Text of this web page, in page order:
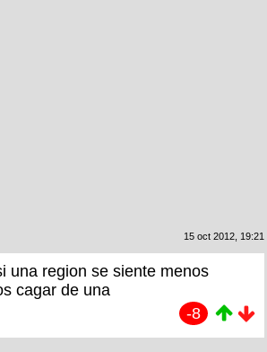
15 oct 2012, 19:21
una region se siente menos
cagar de una
-8